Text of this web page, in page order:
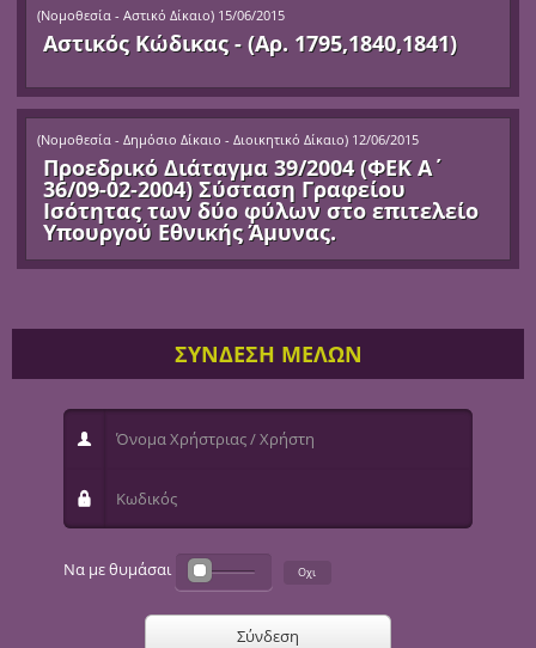
(Νομοθεσία - Αστικό Δίκαιο) 15/06/2015
Αστικός Κώδικας - (Αρ. 1795,1840,1841)
(Νομοθεσία - Δημόσιο Δίκαιο - Διοικητικό Δίκαιο) 12/06/2015
Προεδρικό Διάταγμα 39/2004 (ΦΕΚ Α΄
36/09-02-2004) Σύσταση Γραφείου
Ισότητας των δύο φύλων στο επιτελείο
Υπουργού Εθνικής Άμυνας.
ΣΥΝΔΕΣΗ ΜΕΛΩΝ
Όνομα Χρήστριας / Χρήστη
Κωδικός
Να με θυμάσαι
Σύνδεση